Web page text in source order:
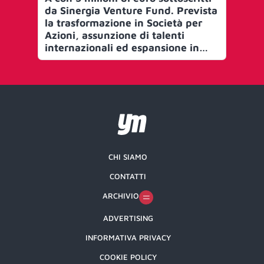
da Sinergia Venture Fund. Prevista
la trasformazione in Società per
Azioni, assunzione di talenti
internazionali ed espansione in
Italia e all’estero
CHI SIAMO
CONTATTI
ARCHIVIO
ADVERTISING
INFORMATIVA PRIVACY
COOKIE POLICY